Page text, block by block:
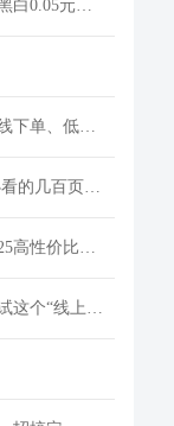
便宜打印就用琢贝云打印小程序：黑白0.05元激光打印，包邮到家
高性价比便宜打印小程序推荐：在线下单、低价快印、全国包邮
大量打印哪里便宜？学生/上班族必看的几百页资料低成本打印指南
大学生打印考研资料哪里便宜？2025高性价比网上打印平台推荐
便宜又靠谱的线下打印店在哪？试试这个“线上打印”新选择！